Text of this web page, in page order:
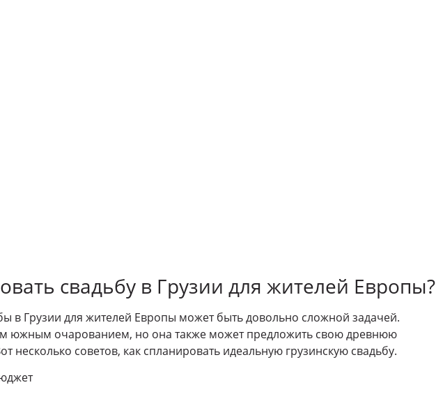
свадьбу в Грузии для жителей Европы?
в Грузии для жителей Европы может быть довольно сложной задачей.
южным очарованием, но она также может предложить свою древнюю
несколько советов, как спланировать идеальную грузинскую свадьбу.